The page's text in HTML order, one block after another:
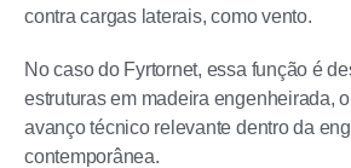
contra cargas laterais, como vento.
No caso do Fyrtornet, essa função é
estruturas em madeira engenheirada,
avanço técnico relevante dentro da
contemporânea.